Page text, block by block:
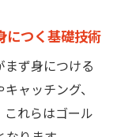
につく基礎技術
ず身につける
ャッチング、
れらはゴール